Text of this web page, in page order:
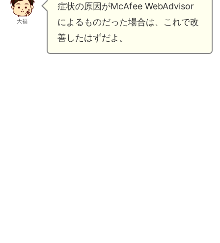
大福
症状の原因がMcAfee WebAdvisor
によるものだった場合は、これで改
善したはずだよ。